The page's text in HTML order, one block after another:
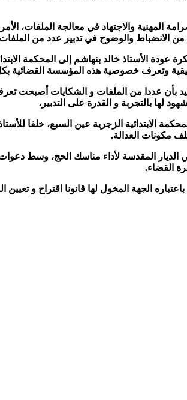
المهنية والاجتهاد في معالجة الملفات،
الانضباط والوضوح في تدبير عدد من
عودة الأستاذ خالد بنهاشم إلى المحكمة
وتعرف خصوصية هذه المؤسسة القضائية
بأن عددا من الملفات و الشكايات أصبحت
لها بالتجربة و القدرة على التدبير.
الابتدائية الزجرية عين السبع، خلفا
مكونات العدالة.
في الديار المقدسة لأداء مناسك الحج، وسط
القضاء.
الجهة المخول لها قانونا اقتراح و